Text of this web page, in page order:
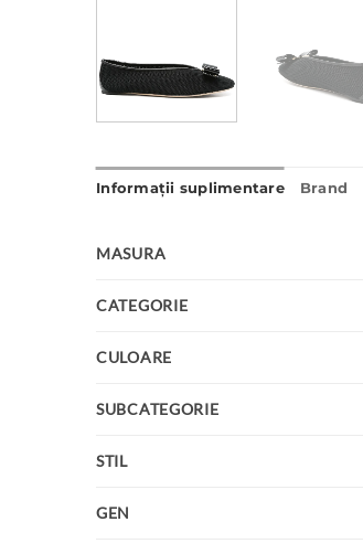
Informații suplimentare Brand
MASURA
CATEGORIE
CULOARE
SUBCATEGORIE
STIL
GEN